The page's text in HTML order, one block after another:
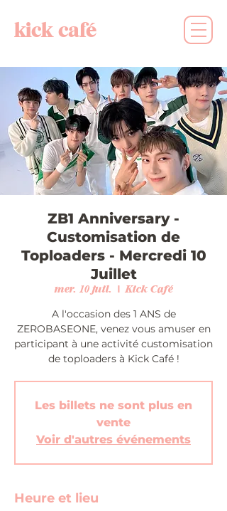
kick café
ZB1 Anniversary -
Customisation de
Toploaders - Mercredi 10
Juillet
mer. 10 juil.
  |
Kick Café
A l'occasion des 1 ANS de
ZEROBASEONE, venez vous amuser en
participant à une activité customisation
de toploaders à Kick Café !
Les billets ne sont plus en
vente
Voir d'autres événements
Heure et lieu